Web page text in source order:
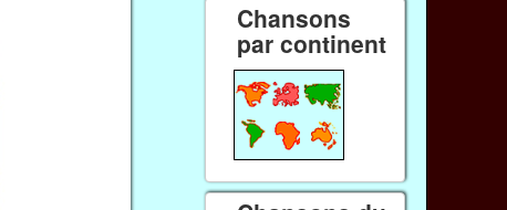
Chansons
par continent